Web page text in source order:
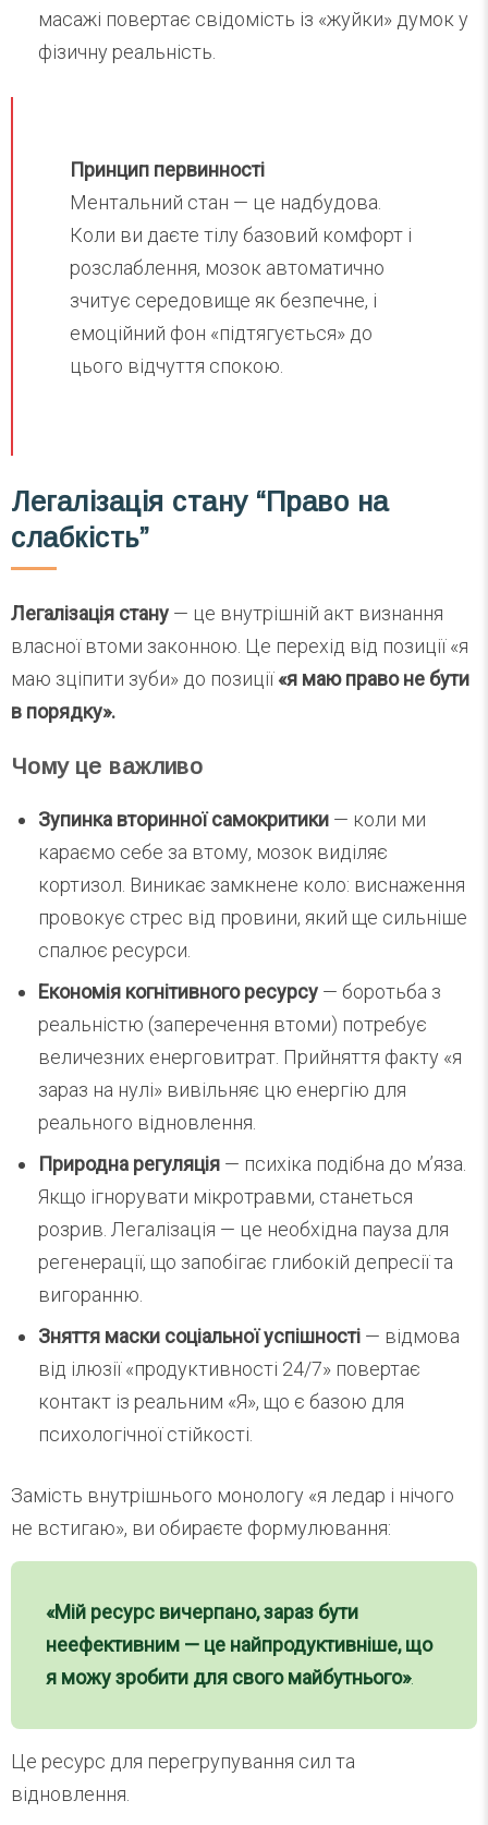
масажі повертає свідомість із «жуйки» думок у
фізичну реальність.
Принцип первинності
Ментальний стан — це надбудова.
Коли ви даєте тілу базовий комфорт і
розслаблення, мозок автоматично
зчитує середовище як безпечне, і
емоційний фон «підтягується» до
цього відчуття спокою.
Легалізація стану “Право на
слабкість”
Легалізація стану — це внутрішній акт визнання
власної втоми законною. Це перехід від позиції «я
маю зціпити зуби» до позиції«я маю право не бути
в порядку».
Чому це важливо
Зупинка вторинної самокритики — коли ми
караємо себе за втому, мозок виділяє
кортизол. Виникає замкнене коло: виснаження
провокує стрес від провини, який ще сильніше
спалює ресурси.
Економія когнітивного ресурсу — боротьба з
реальністю (заперечення втоми) потребує
величезних енерговитрат. Прийняття факту «я
зараз на нулі» вивільняє цю енергію для
реального відновлення.
Природна регуляція — психіка подібна до м’яза.
Якщо ігнорувати мікротравми, станеться
розрив. Легалізація — це необхідна пауза для
регенерації, що запобігає глибокій депресії та
вигоранню.
Зняття маски соціальної успішності — відмова
від ілюзії «продуктивності 24/7» повертає
контакт із реальним «Я», що є базою для
психологічної стійкості.
Замість внутрішнього монологу «я ледар і нічого
не встигаю», ви обираєте формулювання:
«Мій ресурс вичерпано, зараз бути
неефективним — це найпродуктивніше, що
я можу зробити для свого майбутнього».
Це ресурс для перегрупування сил та
відновлення.